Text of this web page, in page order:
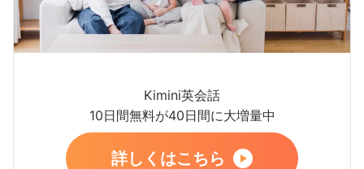
Kimini英会話
10日間無料が40日間に大増量中
詳しくはこちら